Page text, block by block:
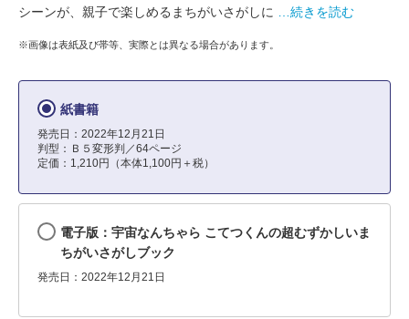
シーンが、親子で楽しめるまちがいさがしに
…続きを読む
※画像は表紙及び帯等、実際とは異なる場合があります。
紙書籍
発売日：2022年12月21日
判型：Ｂ５変形判／64ページ
定価：1,210円（本体1,100円＋税）
電子版：宇宙なんちゃら こてつくんの超むずかしいま
ちがいさがしブック
発売日：2022年12月21日